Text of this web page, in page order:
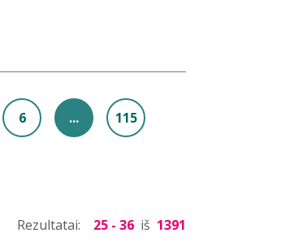
6 ... 115
Rezultatai: 25 - 36 iš 1391